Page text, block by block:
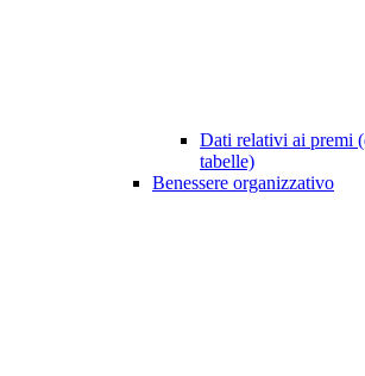
Dati relativi ai premi
tabelle)
Benessere organizzativo